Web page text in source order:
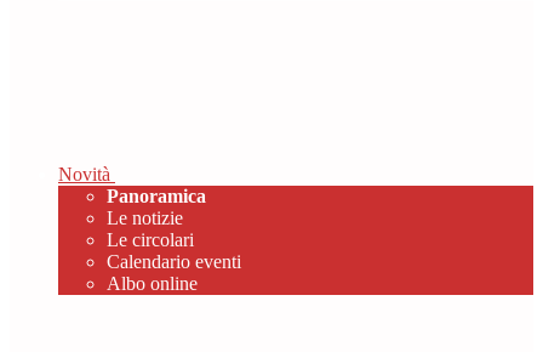
Novità
Panoramica
Le notizie
Le circolari
Calendario eventi
Albo online